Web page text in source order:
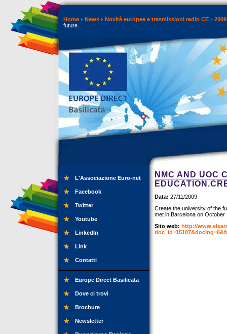
Home News Novità europee e trasmissioni radio CE
2009
future.
L'Associazione Euro-net
Facebook
Twitter
Youtube
LinkedIn
Link
Contatti
Europe Direct Basilicata
Dove ci trovi
Brochure
Newsletter
NMC AND UOC
Data: 27/11/2009
Create the university of the
met in Barcelona on
Sito web: http://